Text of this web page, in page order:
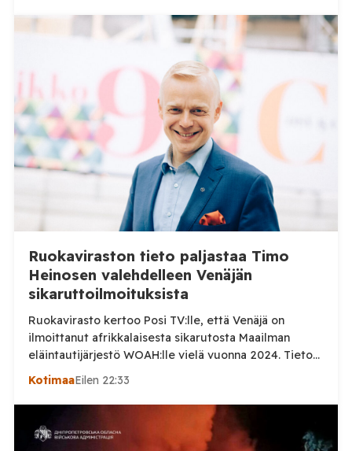
Ruokaviraston tieto paljastaa Timo
Heinosen valehdelleen Venäjän
sikaruttoilmoituksista
Ruokavirasto kertoo Posi TV:lle, että Venäjä on
ilmoittanut afrikkalaisesta sikarutosta Maailman
eläintautijärjestö WOAH:lle vielä vuonna 2024. Tieto
haastaa kokoomuksen kansanedustaja Timo Heinosen
sikaruttoilmoituksista. Suomi on puolestaan
ilmoittanut tuoreesta Virolahden tapauksesta sekä
WOAH:n kautta että suoraan Venäjän
KotimaaEilen 22:33